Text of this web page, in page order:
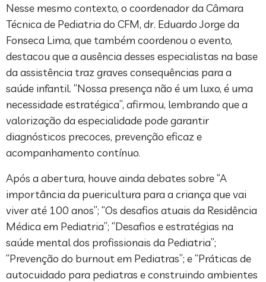
Nesse mesmo contexto, o coordenador da Câmara
Técnica de Pediatria do CFM, dr. Eduardo Jorge da
Fonseca Lima, que também coordenou o evento,
destacou que a ausência desses especialistas na base
da assistência traz graves consequências para a
saúde infantil. “Nossa presença não é um luxo, é uma
necessidade estratégica”, afirmou, lembrando que a
valorização da especialidade pode garantir
diagnósticos precoces, prevenção eficaz e
acompanhamento contínuo.
Após a abertura, houve ainda debates sobre “A
importância da puericultura para a criança que vai
viver até 100 anos”; “Os desafios atuais da Residência
Médica em Pediatria”; “Desafios e estratégias na
saúde mental dos profissionais da Pediatria”;
“Prevenção do burnout em Pediatras”; e “Práticas de
autocuidado para pediatras e construindo ambientes